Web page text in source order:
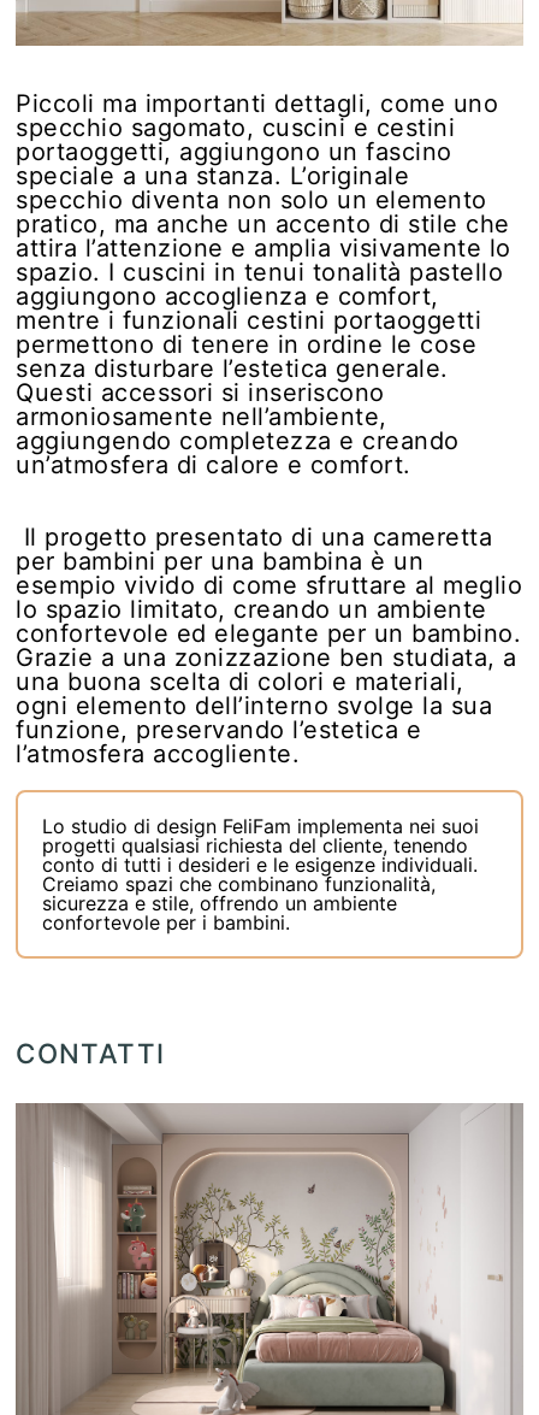
Piccoli ma importanti dettagli, come uno
specchio sagomato, cuscini e cestini
portaoggetti, aggiungono un fascino
speciale a una stanza. L’originale
specchio diventa non solo un elemento
pratico, ma anche un accento di stile che
attira l’attenzione e amplia visivamente lo
spazio. I cuscini in tenui tonalità pastello
aggiungono accoglienza e comfort,
mentre i funzionali cestini portaoggetti
permettono di tenere in ordine le cose
senza disturbare l’estetica generale.
Questi accessori si inseriscono
armoniosamente nell’ambiente,
aggiungendo completezza e creando
un’atmosfera di calore e comfort.
Il progetto presentato di una cameretta
per bambini per una bambina è un
esempio vivido di come sfruttare al meglio
lo spazio limitato, creando un ambiente
confortevole ed elegante per un bambino.
Grazie a una zonizzazione ben studiata, a
una buona scelta di colori e materiali,
ogni elemento dell’interno svolge la sua
funzione, preservando l’estetica e
l’atmosfera accogliente.
Lo studio di design FeliFam implementa nei suoi
progetti qualsiasi richiesta del cliente, tenendo
conto di tutti i desideri e le esigenze individuali.
Creiamo spazi che combinano funzionalità,
sicurezza e stile, offrendo un ambiente
confortevole per i bambini.
CONTATTI